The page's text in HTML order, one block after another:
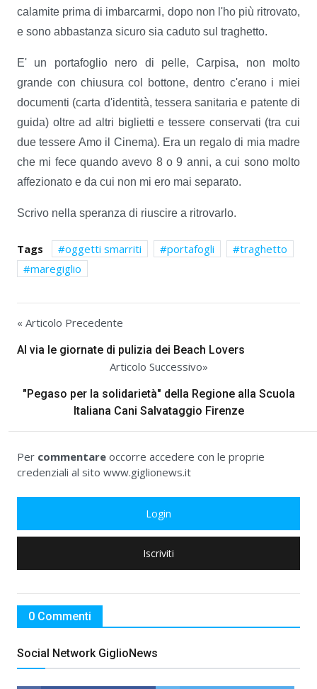
calamite prima di imbarcarmi, dopo non l'ho più ritrovato,
e sono abbastanza sicuro sia caduto sul traghetto.
E' un portafoglio nero di pelle, Carpisa, non molto
grande con chiusura col bottone, dentro c'erano i miei
documenti (carta d'identità, tessera sanitaria e patente di
guida) oltre ad altri biglietti e tessere conservati (tra cui
due tessere Amo il Cinema). Era un regalo di mia madre
che mi fece quando avevo 8 o 9 anni, a cui sono molto
affezionato e da cui non mi ero mai separato.
Scrivo nella speranza di riuscire a ritrovarlo.
Tags oggetti smarriti portafogli
traghetto
maregiglio
« Articolo Precedente
Al via le giornate di pulizia dei Beach Lovers
Articolo Successivo»
"Pegaso per la solidarietà" della Regione alla Scuola
Italiana Cani Salvataggio Firenze
Per commentare occorre accedere con le proprie
credenziali al sito www.giglionews.it
Login
Iscriviti
0 Commenti
Social Network GiglioNews